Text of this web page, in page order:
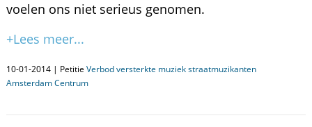
voelen ons niet serieus genomen.
+Lees meer...
10-01-2014 | Petitie Verbod versterkte muziek straatmuzikanten
Amsterdam Centrum